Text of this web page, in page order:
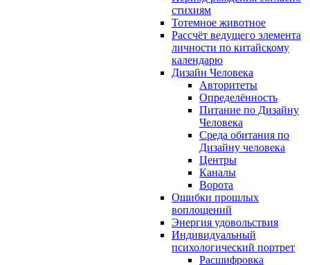
стихиям
Тотемное животное
Рассчёт ведущего элемента
личности по китайскому
календарю
Дизайн Человека
Авторитеты
Определённость
Питание по Дизайну
Человека
Среда обитания по
Дизайну человека
Центры
Каналы
Ворота
Ошибки прошлых
воплощений
Энергия удовольствия
Индивидуальный
психологический портрет
Расшифровка